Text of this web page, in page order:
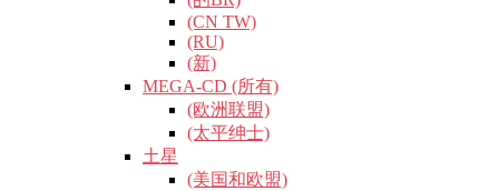
(CN TW)
(RU)
(新)
MEGA-CD (所有)
(欧洲联盟)
(太平绅士)
土星
(美国和欧盟)